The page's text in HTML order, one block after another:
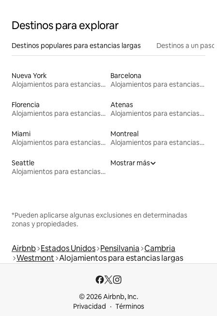
Destinos para explorar
Destinos populares para estancias largas Destinos a un
Nueva York
Alojamientos para estancias largas
Barcelona
Alojamientos para estancias largas
Florencia
Alojamientos para estancias largas
Atenas
Alojamientos para estancias largas
Miami
Alojamientos para estancias largas
Montreal
Alojamientos para estancias largas
Seattle
Alojamientos para estancias largas
Mostrar más
*Pueden aplicarse algunas exclusiones en determinadas
zonas y propiedades.
Airbnb Estados Unidos Pensilvania Cambria
Westmont Alojamientos para estancias largas
© 2026 Airbnb, Inc.
Privacidad
Términos